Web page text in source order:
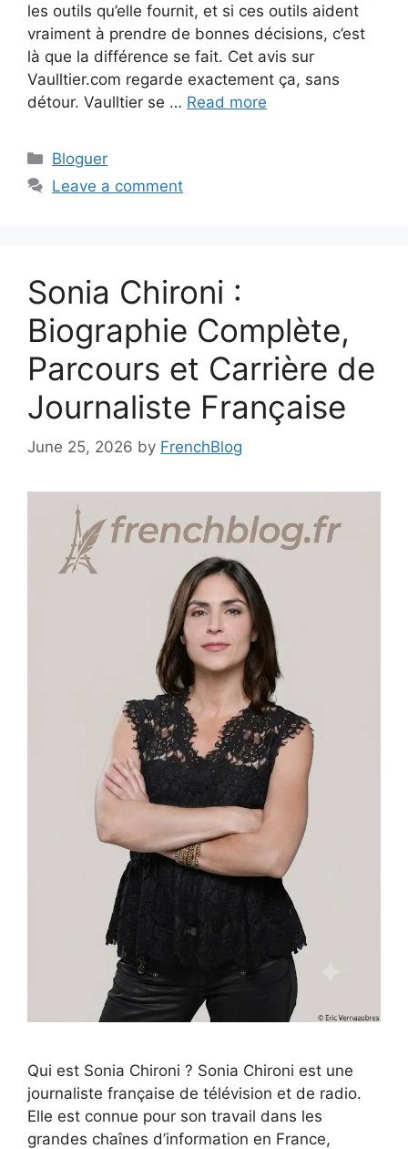
les outils qu’elle fournit, et si ces outils aident
vraiment à prendre de bonnes décisions, c’est
là que la différence se fait. Cet avis sur
Vaulltier.com regarde exactement ça, sans
détour. Vaulltier se … Read more
Categories
Bloguer
Leave a comment
Sonia Chironi :
Biographie Complète,
Parcours et Carrière de
Journaliste Française
June 25, 2026 by FrenchBlog
Qui est Sonia Chironi ? Sonia Chironi est une
journaliste française de télévision et de radio.
Elle est connue pour son travail dans les
grandes chaînes d’information en France,